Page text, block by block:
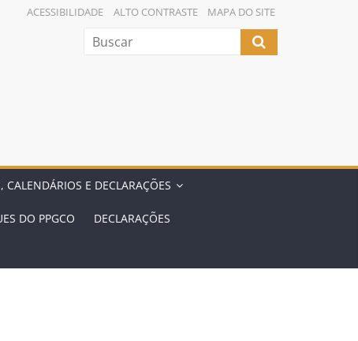
ACESSIBILIDADE ALTO CONTRASTE MAPA DO SITE
CALENDÁRIOS E DECLARAÇÕES
DO PPGCO DECLARAÇÕES